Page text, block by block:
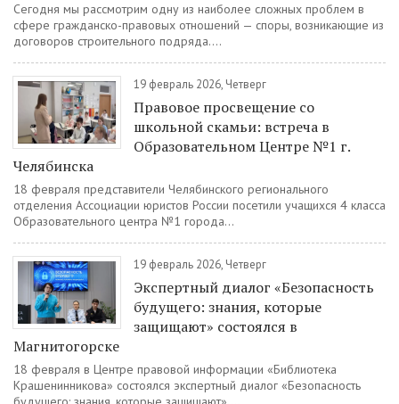
Сегодня мы рассмотрим одну из наиболее сложных проблем в
сфере гражданско-правовых отношений — споры, возникающие из
договоров строительного подряда....
19 февраль 2026, Четверг
Правовое просвещение со
школьной скамьи: встреча в
Образовательном Центре №1 г.
Челябинска
18 февраля представители Челябинского регионального
отделения Ассоциации юристов России посетили учащихся 4 класса
Образовательного центра №1 города...
19 февраль 2026, Четверг
Экспертный диалог «Безопасность
будущего: знания, которые
защищают» состоялся в
Магнитогорске
18 февраля в Центре правовой информации «Библиотека
Крашенинникова» состоялся экспертный диалог «Безопасность